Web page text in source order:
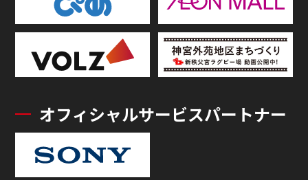
オフィシャルサービスパートナー